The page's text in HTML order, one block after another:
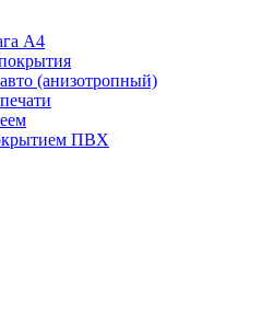
А4
(анизотропный)
ПВХ